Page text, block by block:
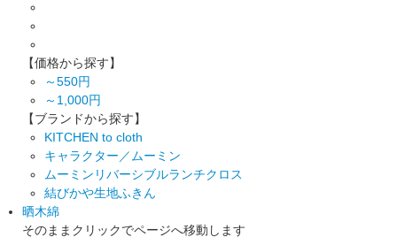
【価格から探す】
～550円
～1,000円
【ブランドから探す】
KITCHEN to cloth
キャラクター／ムーミン
ムーミンリバーシブルランチクロス
結びかや生地ふきん
晒木綿
そのままクリックでページへ移動します